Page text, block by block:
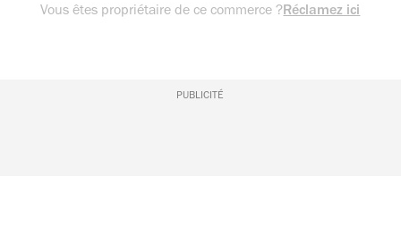
Vous êtes propriétaire de ce commerce ?Réclamez ici
PUBLICITÉ